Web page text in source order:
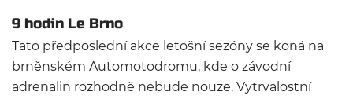
9 hodin Le Brno
Tato předposlední akce letošní sezóny se koná na
brněnském Automotodromu, kde o závodní
adrenalin rozhodně nebude nouze. Vytrvalostní